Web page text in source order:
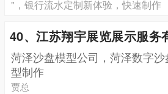
"，银行流水定制新体验，快速制作
40、江苏翔宇展览展示服务
菏泽沙盘模型公司，菏泽数字
型制作
贾总